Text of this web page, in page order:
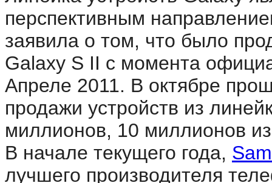
перспективным
заявила о том, что было
Galaxy S II с момента
Апреле 2011. В октябре
продажи устройств из
миллионов, 10 миллионов
В начале текущего года,
лучшего производителя